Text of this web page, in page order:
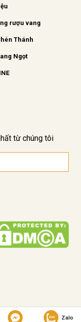
rượu vang
Thánh
Ngọt
từ chúng tôi
Zalo